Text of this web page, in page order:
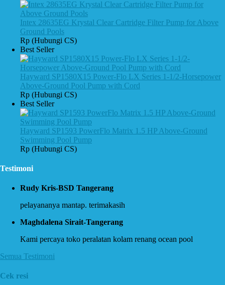
Intex 28635EG Krystal Clear Cartridge Filter Pump for Above
Ground Pools
Rp (Hubungi CS)
Best Seller
Hayward SP1580X15 Power-Flo LX Series 1-1/2-Horsepower
Above-Ground Pool Pump with Cord
Rp (Hubungi CS)
Best Seller
Hayward SP1593 PowerFlo Matrix 1.5 HP Above-Ground
Swimming Pool Pump
Rp (Hubungi CS)
Testimoni
Rudy Kris-BSD Tangerang
pelayananya mantap. terimakasih
Maghdalena Sirait-Tangerang
Kami percaya toko peralatan kolam renang ocean pool
Semua Testimoni
Cek resi